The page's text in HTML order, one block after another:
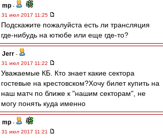
mp -
31 июл 2017 11:25
Подскажите пожалуйста есть ли трансляция
где-нибудь на ютюбе или еще где-то?
Jerr -
31 июл 2017 11:22
Уважаемые КБ. Кто знает какие сектора
гостевые на крестовском?Хочу билет купить на
наш матч по ближе к "нашим секторам", не
могу понять куда именно
mp -
31 июл 2017 11:21